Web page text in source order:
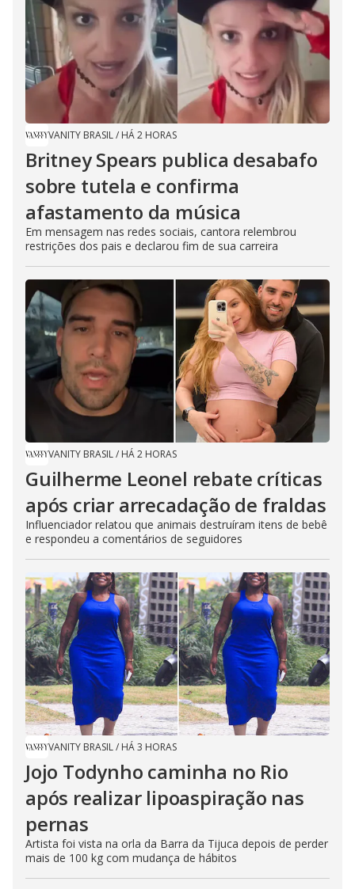
VANITY BRASIL/ HÁ 2 HORAS
Britney Spears publica desabafo
sobre tutela e confirma
afastamento da música
Em mensagem nas redes sociais, cantora relembrou
restrições dos pais e declarou fim de sua carreira
VANITY BRASIL/ HÁ 2 HORAS
Guilherme Leonel rebate críticas
após criar arrecadação de fraldas
Influenciador relatou que animais destruíram itens de bebê
e respondeu a comentários de seguidores
VANITY BRASIL/ HÁ 3 HORAS
Jojo Todynho caminha no Rio
após realizar lipoaspiração nas
pernas
Artista foi vista na orla da Barra da Tijuca depois de perder
mais de 100 kg com mudança de hábitos